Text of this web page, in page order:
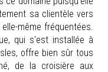
sa clientèle vers
même fréquentées.
qui s'est installée à
offre bien sûr tous
de la croisière aux